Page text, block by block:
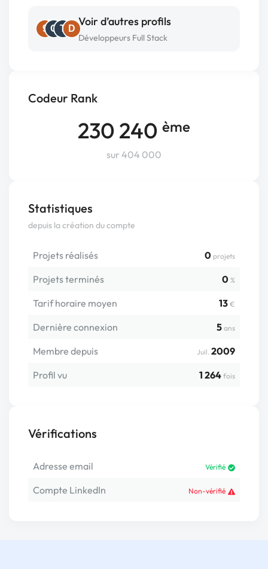
Codeur Rank
230 240 ème
sur 404 000
Statistiques
depuis la création du compte
Projets réalisés 0 projets
Projets terminés 0 %
Tarif horaire moyen 13 €
Dernière connexion 5 ans
Membre depuis Juil. 2009
Profil vu
1 264 fois
Vérifications
Adresse email Vérifié
Compte LinkedIn Non-vérifié
9 G T D
Voir d’autres profils
Développeurs Full Stack